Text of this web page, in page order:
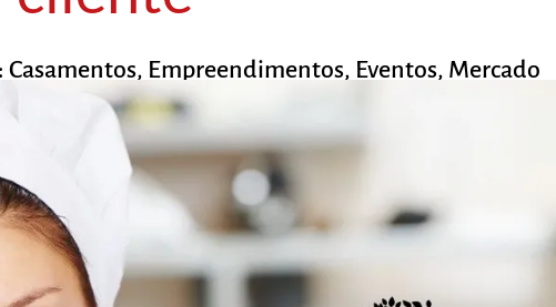
Casamentos, Empreendimentos, Eventos, Mercado